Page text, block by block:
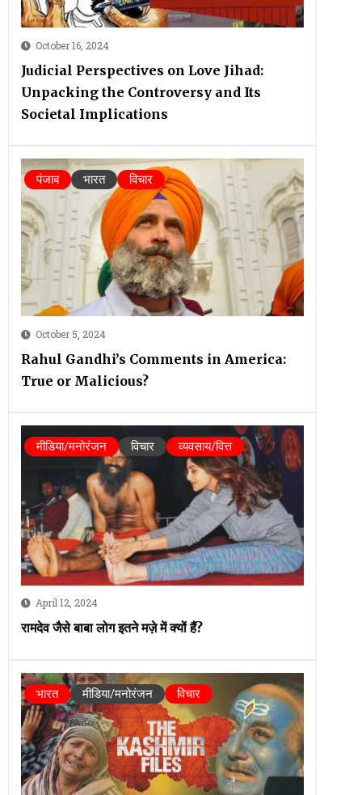
October 16, 2024
Judicial Perspectives on Love Jihad:
Unpacking the Controversy and Its
Societal Implications
October 5, 2024
Rahul Gandhi’s Comments in America:
True or Malicious?
पंजाब भारत विचार
April 12, 2024
रामदेव जैसे बाबा लोग इतने मज़े में क्यों हैं?
मीडिया/मनोरंजन विचार व्यवसाय/वित्त
भारत मीडिया/मनोरंजन विचार